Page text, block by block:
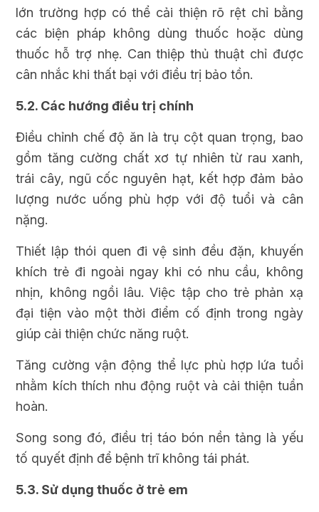
lớn trường hợp có thể cải thiện rõ rệt chỉ bằng
các biện pháp không dùng thuốc hoặc dùng
thuốc hỗ trợ nhẹ. Can thiệp thủ thuật chỉ được
cân nhắc khi thất bại với điều trị bảo tồn.
5.2. Các hướng điều trị chính
Điều chỉnh chế độ ăn là trụ cột quan trọng, bao
gồm tăng cường chất xơ tự nhiên từ rau xanh,
trái cây, ngũ cốc nguyên hạt, kết hợp đảm bảo
lượng nước uống phù hợp với độ tuổi và cân
nặng.
Thiết lập thói quen đi vệ sinh đều đặn, khuyến
khích trẻ đi ngoài ngay khi có nhu cầu, không
nhịn, không ngồi lâu. Việc tập cho trẻ phản xạ
đại tiện vào một thời điểm cố định trong ngày
giúp cải thiện chức năng ruột.
Tăng cường vận động thể lực phù hợp lứa tuổi
nhằm kích thích nhu động ruột và cải thiện tuần
hoàn.
Song song đó, điều trị táo bón nền tảng là yếu
tố quyết định để bệnh trĩ không tái phát.
5.3. Sử dụng thuốc ở trẻ em